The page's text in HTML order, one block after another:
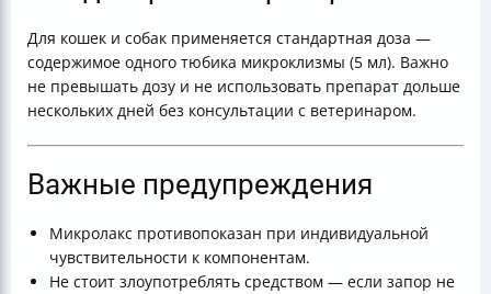
Для кошек и собак применяется стандартная доза —
содержимое одного тюбика микроклизмы (5 мл). Важно
не превышать дозу и не использовать препарат дольше
нескольких дней без консультации с ветеринаром.
Важные предупреждения
Микролакс противопоказан при индивидуальной
чувствительности к компонентам.
Не стоит злоупотреблять средством — если запор не